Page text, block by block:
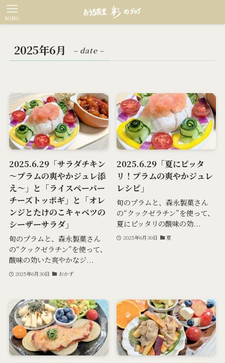
MENU
2025年6月 – date –
2025.6.29「サラダチキン
～プラムの爽やかジュレ添
え～」と「ライスペーパー
チーズトッポギ」と「オレ
ンジとたけのこキャベツの
シーザーサラダ」
旬のプラムと、森永製菓さん
の“クックゼラチン”を使って、
酸味の効いた爽やかなジ...
2025年6月30日 おかず
2025.6.29「夏にピッタ
リ！プラムの爽やかジュレ
レシピ」
旬のプラムと、森永製菓さん
の“クックゼラチン”を使って、
夏にピッタリの酸味の効...
2025年6月30日 夏